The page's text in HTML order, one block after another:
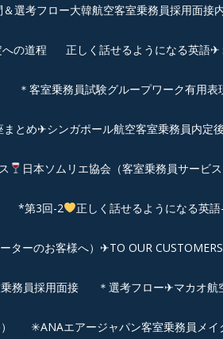
＆選考フロー大韓航空客室乗務員採用面接
の道程 正しく話せるようになる英語✈
＊客室乗務員試験グループワーク有用
とめ✈シンガポール航空客室乗務員内定
日本ソムリエ協会（客室乗務員サービ
*第3回-2 正しく話せるようになる英
ターのお客様へ）✈TO OUR
務員採用面接 ＊選考フロー✈マカオ
✳︎ANAエアージャパン客室乗務員メイ